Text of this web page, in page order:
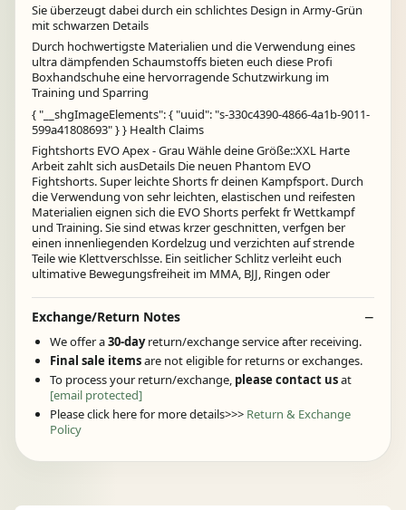
Sie überzeugt dabei durch ein schlichtes Design in Army-Grün
mit schwarzen Details
Durch hochwertigste Materialien und die Verwendung eines
ultra dämpfenden Schaumstoffs bieten euch diese Profi
Boxhandschuhe eine hervorragende Schutzwirkung im
Training und Sparring
{ "__shgImageElements": { "uuid": "s-330c4390-4866-4a1b-9011-
599a41808693" } } Health Claims
Fightshorts EVO Apex - Grau Wähle deine Größe::XXL Harte
Arbeit zahlt sich ausDetails Die neuen Phantom EVO
Fightshorts. Super leichte Shorts fr deinen Kampfsport. Durch
die Verwendung von sehr leichten, elastischen und reifesten
Materialien eignen sich die EVO Shorts perfekt fr Wettkampf
und Training. Sie sind etwas krzer geschnitten, verfgen ber
einen innenliegenden Kordelzug und verzichten auf strende
Teile wie Klettverschlsse. Ein seitlicher Schlitz verleiht euch
ultimative Bewegungsfreiheit im MMA, BJJ, Ringen oder
Exchange/Return Notes
We offer a30-dayreturn/exchange service after receiving.
Final sale itemsare not eligible for returns or exchanges.
To process your return/exchange, please contact usat
[email protected]
Please click here for more details>>> Return & Exchange
Policy